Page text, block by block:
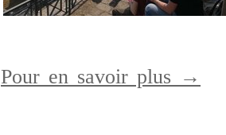
Pour en savoir plus →